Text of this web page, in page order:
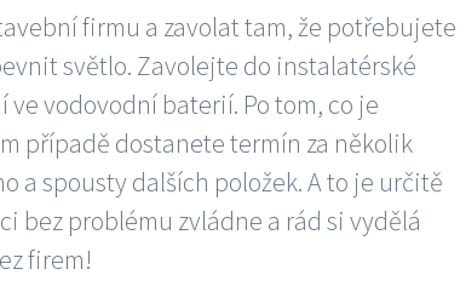
firmu a zavolat tam, že potřebujete
světlo. Zavolejte do instalatérské
vodovodní baterií. Po tom, co je
případě dostanete termín za několik
a spousty dalších položek. A to je určitě
bez problému zvládne a rád si vydělá
firem!